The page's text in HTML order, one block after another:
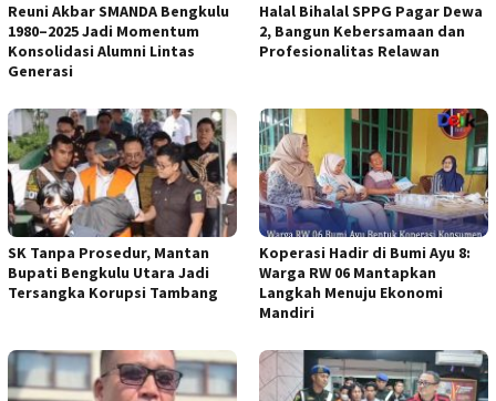
Reuni Akbar SMANDA Bengkulu
1980–2025 Jadi Momentum
Konsolidasi Alumni Lintas
Generasi
Halal Bihalal SPPG Pagar Dewa
2, Bangun Kebersamaan dan
Profesionalitas Relawan
SK Tanpa Prosedur, Mantan
Bupati Bengkulu Utara Jadi
Tersangka Korupsi Tambang
Koperasi Hadir di Bumi Ayu 8:
Warga RW 06 Mantapkan
Langkah Menuju Ekonomi
Mandiri